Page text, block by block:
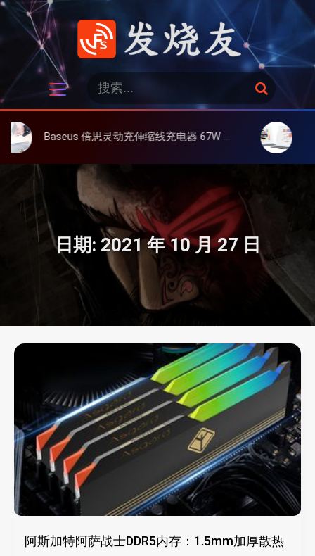
跳
发烧友
：
搜
索
倍思灵动充伸缩线充电器 67W 3C，超耐用可伸缩线、氮化镓、3C多设备同时充 大上 Paperlike
日期: 2021 年 10 月 27 日
阿斯加特阿萨战士DDR5内存：1.5mm加厚散热